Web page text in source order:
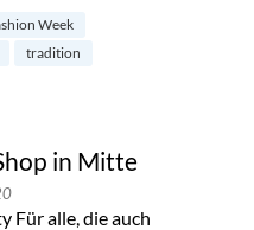
Week
tradition
in Mitte
Für alle, die auch